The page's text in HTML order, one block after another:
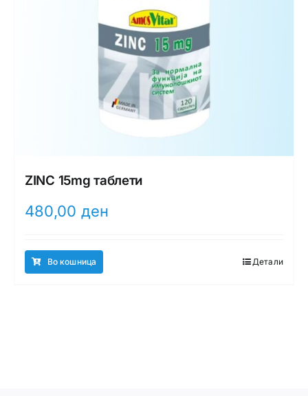
ZINC 15mg таблети
480,00 ден
Во кошница Детали